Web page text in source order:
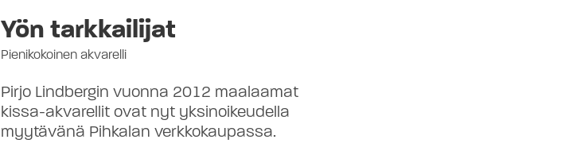
Yön tarkkailijat
Pienikokoinen akvarelli
Pirjo Lindbergin vuonna 2012 maalaamat
kissa-akvarellit ovat nyt yksinoikeudella
myytävänä Pihkalan verkkokaupassa.